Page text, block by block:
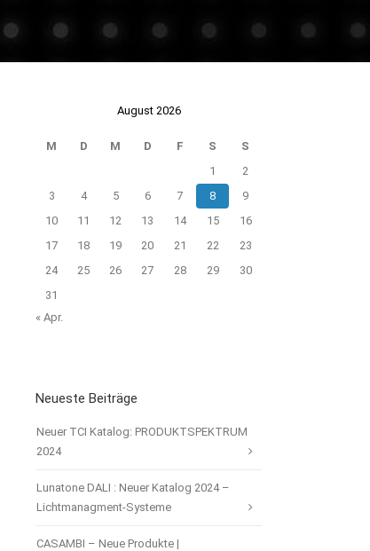
August 2026
M D M D F S
S
1
2
3
4 5 6 7 8
9
10
11 12 13 14 15
16
17
18 19 20 21 22
23
24
25 26 27 28 29
30
31
« Apr.
Neueste Beiträge
Neuer TCI Katalog: PRODUKTSPEKTRUM
2024
Lunatone DALI : Neuer Katalog 2024 –
Lichtmanagment-Systeme
CASAMBI – Neue Produkte |